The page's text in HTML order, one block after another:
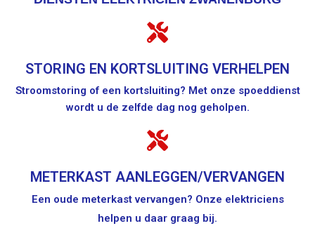
STORING EN KORTSLUITING VERHELPEN
Stroomstoring of een kortsluiting? Met onze spoeddienst
wordt u de zelfde dag nog geholpen.
METERKAST AANLEGGEN/VERVANGEN
Een oude meterkast vervangen? Onze elektriciens
helpen u daar graag bij.